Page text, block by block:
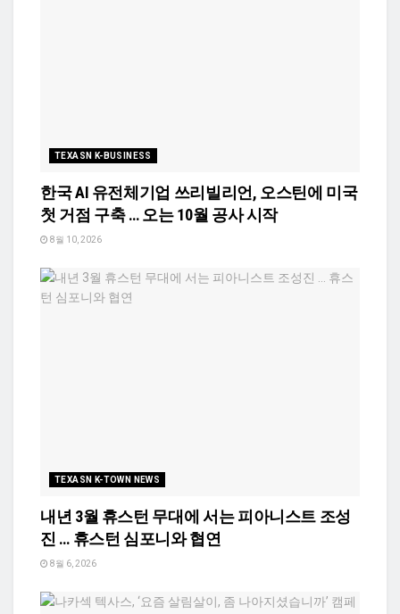
TEXASN K-BUSINESS
한국 AI 유전체기업 쓰리빌리언, 오스틴에 미국
첫 거점 구축 … 오는 10월 공사 시작
8월 10, 2026
TEXASN K-TOWN NEWS
내년 3월 휴스턴 무대에 서는 피아니스트 조성
진 … 휴스턴 심포니와 협연
8월 6, 2026